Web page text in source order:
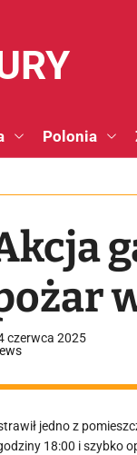
Polonia
czerwca 2025
jedno z
18:00 i szybko